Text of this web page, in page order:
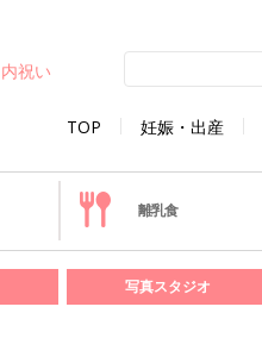
TOP 妊娠・出産
内祝い
離乳食
写真スタジオ